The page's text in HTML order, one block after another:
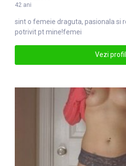
42 ani
sint o femeie draguta, pasionala si
potrivit pt mine!femei
Vezi profil